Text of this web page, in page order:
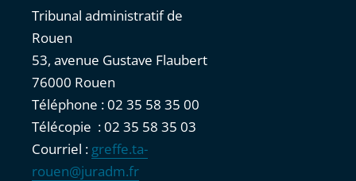
Tribunal administratif de
Rouen
53, avenue Gustave Flaubert
76000 Rouen
Téléphone : 02 35 58 35 00
Télécopie : 02 35 58 35 03
Courriel : greffe.ta-
rouen@juradm.fr